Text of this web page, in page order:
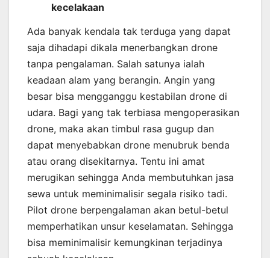
kecelakaan
Ada banyak kendala tak terduga yang dapat
saja dihadapi dikala menerbangkan drone
tanpa pengalaman. Salah satunya ialah
keadaan alam yang berangin. Angin yang
besar bisa mengganggu kestabilan drone di
udara. Bagi yang tak terbiasa mengoperasikan
drone, maka akan timbul rasa gugup dan
dapat menyebabkan drone menubruk benda
atau orang disekitarnya. Tentu ini amat
merugikan sehingga Anda membutuhkan jasa
sewa untuk meminimalisir segala risiko tadi.
Pilot drone berpengalaman akan betul-betul
memperhatikan unsur keselamatan. Sehingga
bisa meminimalisir kemungkinan terjadinya